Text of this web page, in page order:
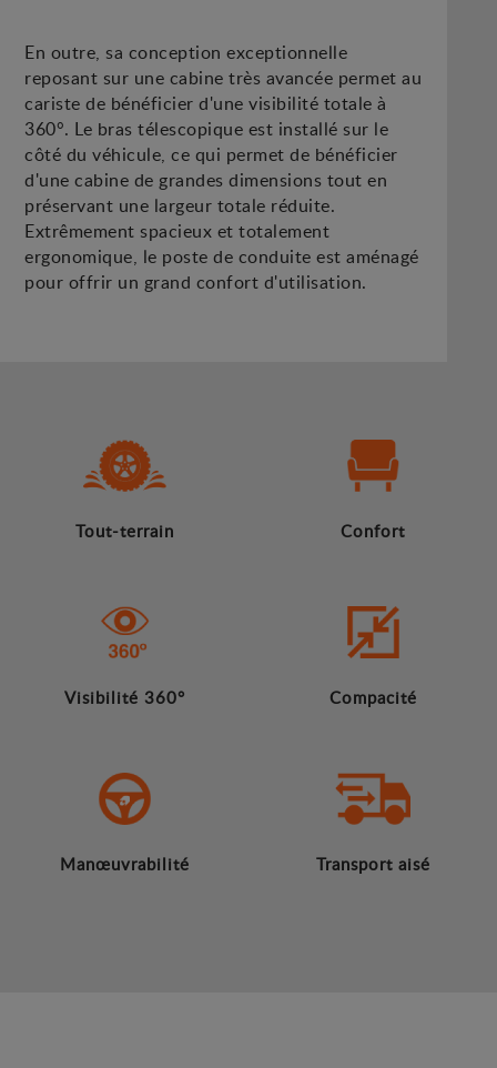
En outre, sa conception exceptionnelle
reposant sur une cabine très avancée permet au
cariste de bénéficier d'une visibilité totale à
360°. Le bras télescopique est installé sur le
côté du véhicule, ce qui permet de bénéficier
d'une cabine de grandes dimensions tout en
préservant une largeur totale réduite.
Extrêmement spacieux et totalement
ergonomique, le poste de conduite est aménagé
pour offrir un grand confort d'utilisation.
Tout-terrain Confort
Visibilité 360° Compacité
Manœuvrabilité Transport aisé